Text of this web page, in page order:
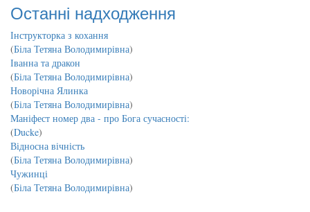
Останні надходження
Інструкторка з кохання
(Біла Тетяна Володимирівна)
Іванна та дракон
(Біла Тетяна Володимирівна)
Новорічна Ялинка
(Біла Тетяна Володимирівна)
Маніфест номер два - про Бога сучасності:
(Ducke)
Відносна вічність
(Біла Тетяна Володимирівна)
Чужинці
(Біла Тетяна Володимирівна)